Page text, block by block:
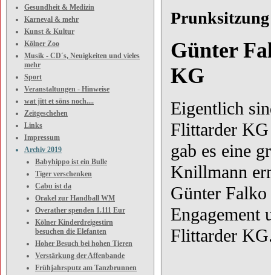
Gesundheit & Medizin
Karneval & mehr
Kunst & Kultur
Kölner Zoo
Musik - CD´s, Neuigkeiten und vieles
mehr
Sport
Veranstaltungen - Hinweise
wat jitt et söns noch....
Zeitgeschehen
Links
Impressum
Archiv 2019
Babyhippo ist ein Bulle
Tiger verschenken
Cabu ist da
Orakel zur Handball WM
Overather spenden 1.111 Eur
Kölner Kinderdreigestirn
besuchen die Elefanten
Hoher Besuch bei hohen Tieren
Verstärkung der Affenbande
Frühjahrsputz am Tanzbrunnen
Günter
KG
Eigentlich
Flittarder KG
gab es eine
Knillmann
Günter
Engagement
Flittarder